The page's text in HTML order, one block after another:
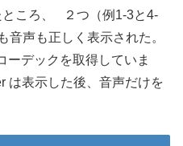
ころ、 ２つ（例1-3と4-
音声も正しく表示された。
ーデックを取得していま
は表示した後、音声だけを